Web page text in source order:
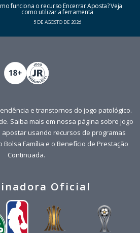
funciona o recurso Encerrar Aposta? Veja
como utilizar a ferramenta
5 DE AGOSTO DE 2026
e transtornos do jogo patológico.
Saiba mais em nossa página sobre jogo
apostar usando recursos de programas
Bolsa Família e o Benefício de Prestação
Continuada.
Oficial